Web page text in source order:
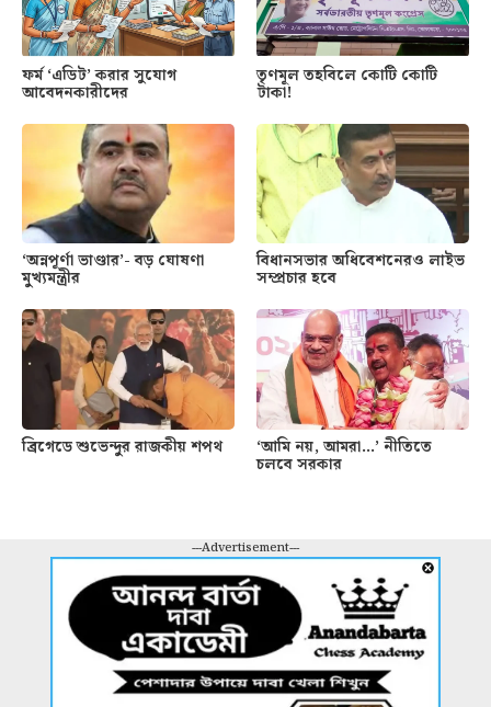
ফর্ম ‘এডিট’ করার সুযোগ
আবেদনকারীদের
তৃণমূল তহবিলে কোটি কোটি
টাকা!
‘অন্নপূর্ণা ভাণ্ডার’- বড় ঘোষণা
মুখ্যমন্ত্রীর
বিধানসভার অধিবেশনেরও লাইভ
সম্প্রচার হবে
ব্রিগেডে শুভেন্দুর রাজকীয় শপথ ‘আমি নয়, আমরা…’ নীতিতে
চলবে সরকার
---Advertisement---